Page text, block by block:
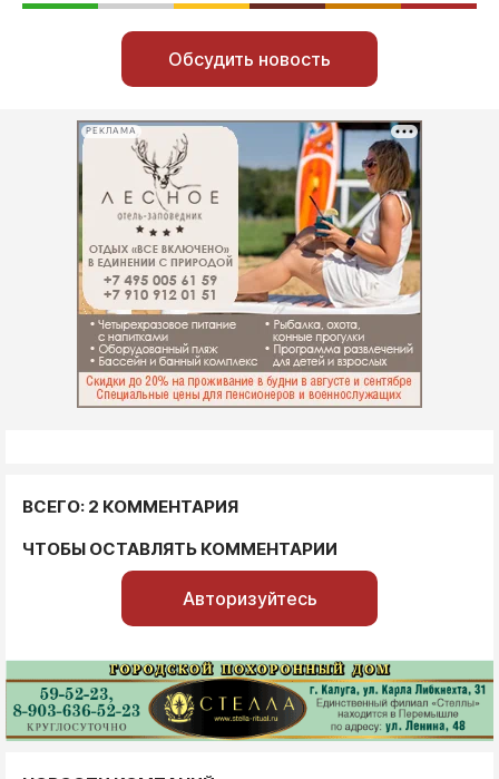
Обсудить новость
РЕКЛАМА
ВСЕГО: 2 КОММЕНТАРИЯ
ЧТОБЫ ОСТАВЛЯТЬ КОММЕНТАРИИ
Авторизуйтесь